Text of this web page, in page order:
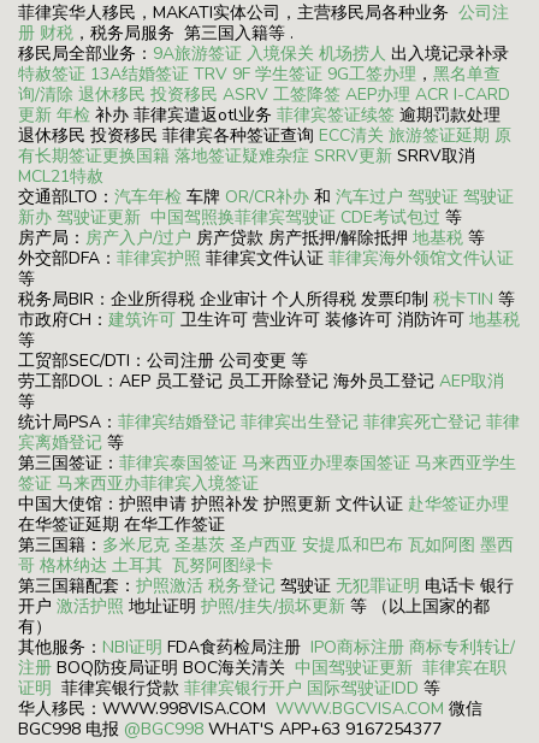
菲律宾华人移民，MAKATI实体公司，主营移民局各种业务 公司注
册 财税 ，税务局服务 第三国入籍等 .
移民局全部业务： 9A旅游签证 入境保关 机场捞人 出入境记录补录
特赦签证 13A结婚签证 TRV 9F 学生签证 9G工签办理 ， 黑名单查
询/清除 退休移民 投资移民 ASRV 工签降签 AEP办理 ACR I-CARD
更新 年检 补办 菲律宾遣返otl业务 菲律宾签证续签 逾期罚款处理
退休移民 投资移民 菲律宾各种签证查询 ECC清关 旅游签证延期 原
有长期签证更换国籍 落地签证疑难杂症 SRRV更新 SRRV取消
MCL21特赦
交通部LTO： 汽车年检 车牌 OR/CR补办 和 汽车过户 驾驶证 驾驶证
新办 驾驶证更新 中国驾照换菲律宾驾驶证 CDE考试包过 等
房产局： 房产入户/过户 房产贷款 房产抵押/解除抵押 地基税 等
外交部DFA： 菲律宾护照 菲律宾文件认证 菲律宾海外领馆文件认证
等
税务局BIR：企业所得税 企业审计 个人所得税 发票印制 税卡TIN 等
市政府CH： 建筑许可 卫生许可 营业许可 装修许可 消防许可 地基税
等
工贸部SEC/DTI：公司注册 公司变更 等
劳工部DOL：AEP 员工登记 员工开除登记 海外员工登记 AEP取消
等
统计局PSA： 菲律宾结婚登记 菲律宾出生登记 菲律宾死亡登记 菲律
宾离婚登记 等
第三国签证： 菲律宾泰国签证 马来西亚办理泰国签证 马来西亚学生
签证 马来西亚办菲律宾入境签证
中国大使馆：护照申请 护照补发 护照更新 文件认证 赴华签证办理
在华签证延期 在华工作签证
第三国籍： 多米尼克 圣基茨 圣卢西亚 安提瓜和巴布 瓦如阿图 墨西
哥 格林纳达 土耳其 瓦努阿图绿卡
第三国籍配套： 护照激活 税务登记 驾驶证 无犯罪证明 电话卡 银行
开户 激活护照 地址证明 护照/挂失/损坏更新 等 （以上国家的都
有）
其他服务： NBI证明 FDA食药检局注册 IPO商标注册 商标专利转让/
注册 BOQ防疫局证明 BOC海关清关 中国驾驶证更新 菲律宾在职
证明 菲律宾银行贷款 菲律宾银行开户 国际驾驶证IDD 等
华人移民：WWW.998VISA.COM WWW.BGCVISA.COM 微信
BGC998 电报 @BGC998 WHAT'S APP+63 9167254377